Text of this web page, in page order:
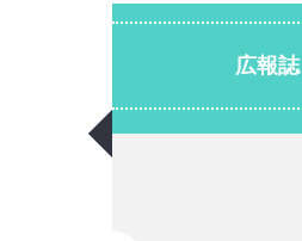
広報誌